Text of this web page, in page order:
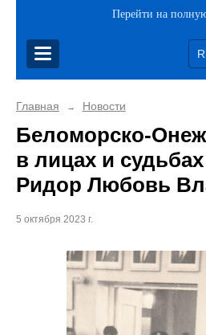
Перейти на
Главная → Новости
Беломорско-
в лицах и
Ридор Любовь
5 октября 2023 г.